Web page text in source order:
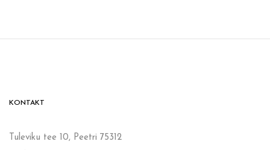
KONTAKT
Tuleviku tee 10, Peetri 75312